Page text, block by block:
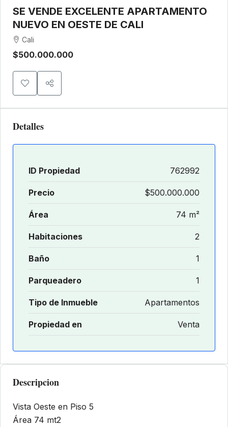
SE VENDE EXCELENTE APARTAMENTO
NUEVO EN OESTE DE CALI
Cali
$500.000.000
Detalles
ID Propiedad 762992
Precio $500.000.000
Área 74 m²
Habitaciones 2
Baño 1
Parqueadero 1
Tipo de Inmueble Apartamentos
Propiedad en Venta
Descripcion
Vista Oeste en Piso 5
Área 74 mt2